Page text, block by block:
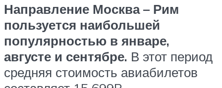
Направление Москва – Рим
пользуется наибольшей
популярностью в январе,
августе и сентябре. В этот период
средняя стоимость авиабилетов